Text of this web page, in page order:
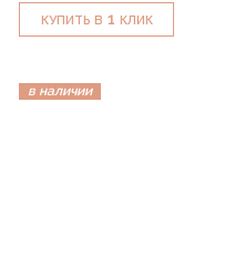
КУПИТЬ В 1 КЛИК
в наличии